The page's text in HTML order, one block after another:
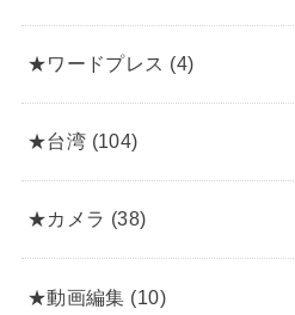
★ワードプレス (4)
★台湾 (104)
★カメラ (38)
★動画編集 (10)